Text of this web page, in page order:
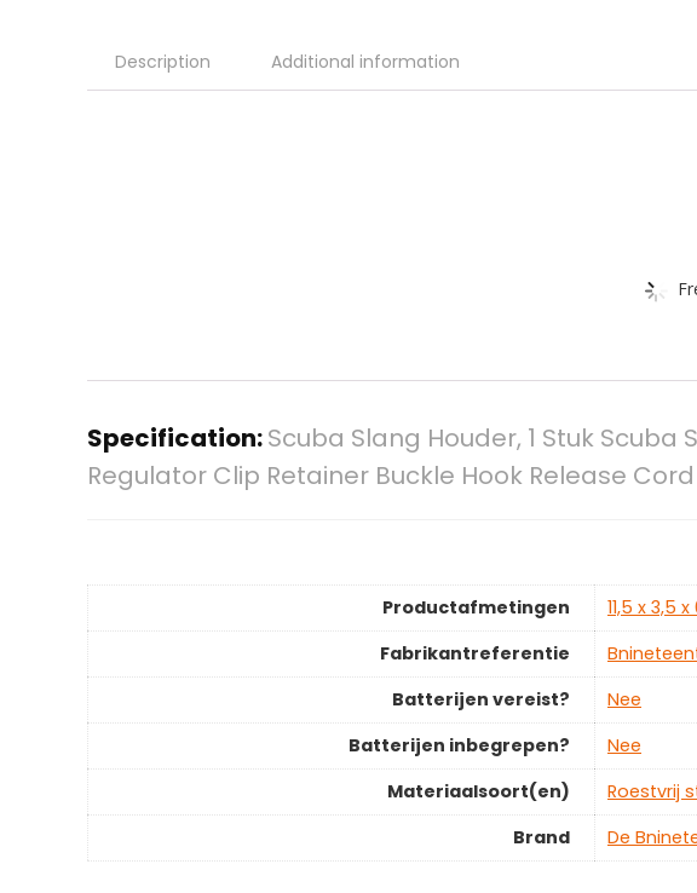
Description Additional information
Specification:Scuba Slang Houder, 1 Stuk
Regulator Clip Retainer Buckle Hook Release Cord
Productafmetingen
‎11,5 x 3,5
Fabrikantreferentie
Batterijen vereist?
‎Nee
Batterijen inbegrepen?
‎Nee
Materiaalsoort(en)
‎Roestvrij
Brand
De